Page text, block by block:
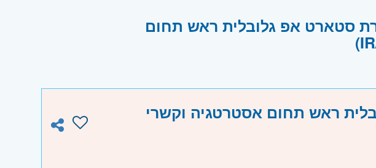
סטארט אפ גלובלית ראש תחום
ראש תחום אסטרטגיה וקשרי